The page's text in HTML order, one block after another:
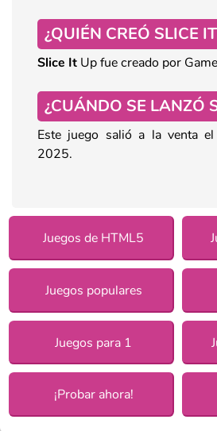
¿QUIÉN CREÓ SLICE
Slice It Up fue creado por
¿CUÁNDO SE LANZÓ
Este juego salió a la venta
2025.
Juegos de HTML5
Juegos populares
Juegos para 1
¡Probar ahora!